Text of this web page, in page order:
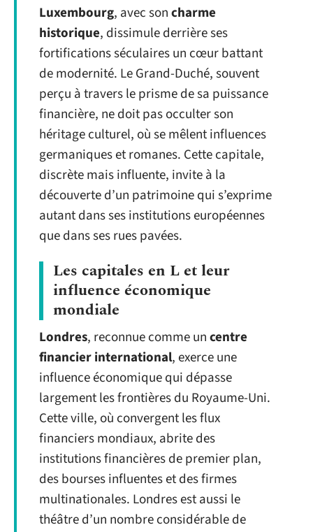
Luxembourg, avec soncharme
historique, dissimule derrière ses
fortifications séculaires un cœur battant
de modernité. Le Grand-Duché, souvent
perçu à travers le prisme de sa puissance
financière, ne doit pas occulter son
héritage culturel, où se mêlent influences
germaniques et romanes. Cette capitale,
discrète mais influente, invite à la
découverte d’un patrimoine qui s’exprime
autant dans ses institutions européennes
que dans ses rues pavées.
Les capitales en L et leur
influence économique
mondiale
Londres, reconnue comme uncentre
financier international, exerce une
influence économique qui dépasse
largement les frontières du Royaume-Uni.
Cette ville, où convergent les flux
financiers mondiaux, abrite des
institutions financières de premier plan,
des bourses influentes et des firmes
multinationales. Londres est aussi le
théâtre d’un nombre considérable de